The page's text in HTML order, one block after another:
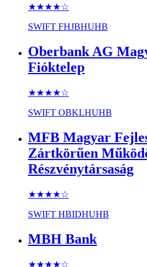
★★★★☆
SWIFT FHJBHUHB
Oberbank AG
Fióktelep
★★★★☆
SWIFT OBKLHUHB
MFB Magyar
Zártkörűen
Részvénytársaság
★★★★☆
SWIFT HBIDHUHB
MBH Bank
★★★★☆